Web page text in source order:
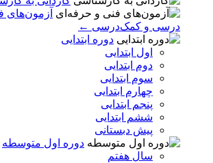
آزمون‌های
درسی و کمک‌درسی ←
دوره ابتدایی
اول ابتدایی
دوم ابتدایی
سوم ابتدایی
چهارم ابتدایی
پنجم ابتدایی
ششم ابتدایی
پیش دبستانی
دوره اول متوسطه
سال هفتم